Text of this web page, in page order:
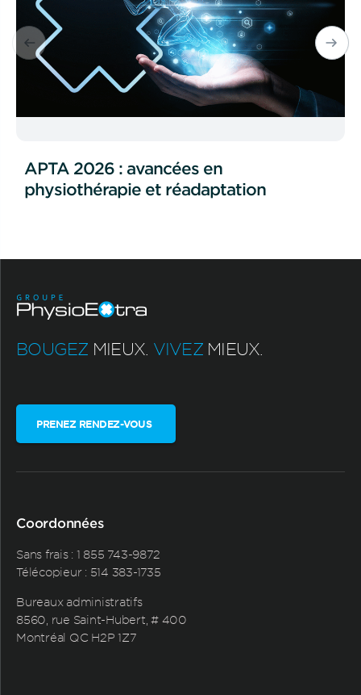
APTA 2026 : avancées en
physiothérapie et réadaptation
BOUGEZ MIEUX. VIVEZ MIEUX.
PRENEZ RENDEZ-VOUS
Coordonnées
Sans frais : 1 855 743-9872
Télécopieur : 514 383-1735
Bureaux administratifs
8560, rue Saint-Hubert, # 400
Montréal QC H2P 1Z7